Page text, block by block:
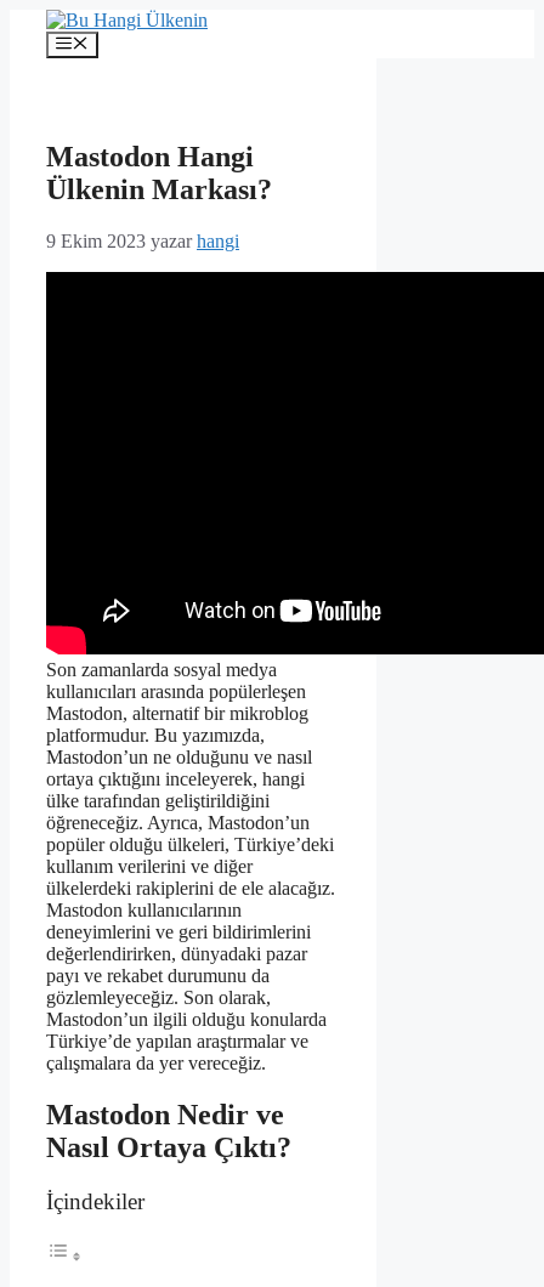
İçeriğe
Menü
Mastodon Hangi
Ülkenin Markası?
9 Ekim 2023 yazarhangi
Son zamanlarda sosyal medya
kullanıcıları arasında popülerleşen
Mastodon, alternatif bir mikroblog
platformudur. Bu yazımızda,
Mastodon’un ne olduğunu ve nasıl
ortaya çıktığını inceleyerek, hangi
ülke tarafından geliştirildiğini
öğreneceğiz. Ayrıca, Mastodon’un
popüler olduğu ülkeleri, Türkiye’deki
kullanım verilerini ve diğer
ülkelerdeki rakiplerini de ele alacağız.
Mastodon kullanıcılarının
deneyimlerini ve geri bildirimlerini
değerlendirirken, dünyadaki pazar
payı ve rekabet durumunu da
gözlemleyeceğiz. Son olarak,
Mastodon’un ilgili olduğu konularda
Türkiye’de yapılan araştırmalar ve
çalışmalara da yer vereceğiz.
Mastodon Nedir ve
Nasıl Ortaya Çıktı?
İçindekiler